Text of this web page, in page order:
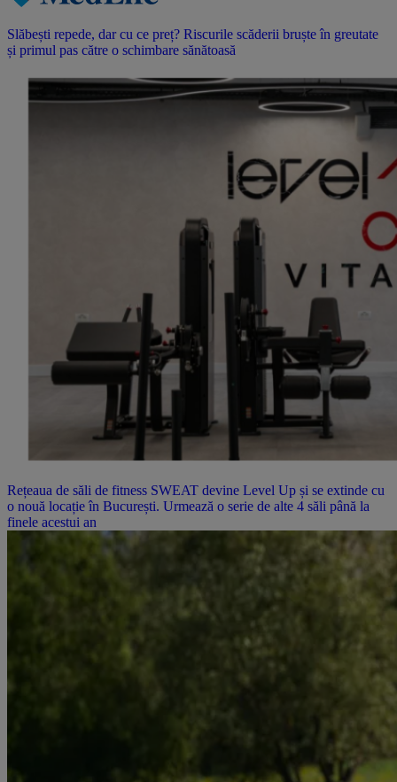
Slăbești repede, dar cu ce preț? Riscurile scăderii bruște în greutate
și primul pas către o schimbare sănătoasă
Rețeaua de săli de fitness SWEAT devine Level Up și se extinde cu
o nouă locație în București. Urmează o serie de alte 4 săli până la
finele acestui an